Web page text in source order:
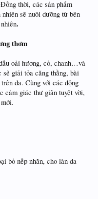
thời, các sản phẩm
sẽ nuôi dưỡng từ bên
.
thơm
oải hương, cỏ, chanh…và
giải tỏa căng thằng, bài
da. Cùng với các động
cảm giác thư giãn tuyệt vời,
bỏ nếp nhăn, cho làn da